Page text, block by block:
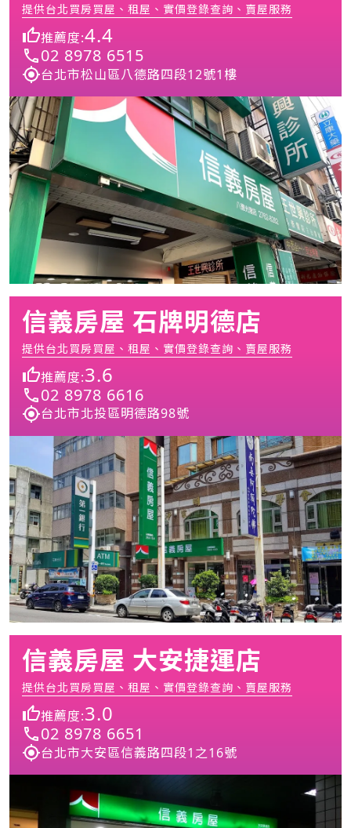
提供台北買房買屋、租屋、實價登錄查詢、賣屋服務
推薦度:4.4
02 8978 6515
台北市松山區八德路四段12號1樓
信義房屋 石牌明德店
提供台北買房買屋、租屋、實價登錄查詢、賣屋服務
推薦度:3.6
02 8978 6616
台北市北投區明德路98號
信義房屋 大安捷運店
提供台北買房買屋、租屋、實價登錄查詢、賣屋服務
推薦度:3.0
02 8978 6651
台北市大安區信義路四段1之16號